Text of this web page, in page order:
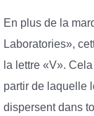
En plus de la
Laboratories»,
la lettre «V».
partir de laquelle
dispersent dans